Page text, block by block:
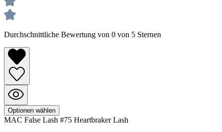
Durchschnittliche Bewertung von 0 von 5 Sternen
Optionen wählen
MAC False Lash #75 Heartbraker Lash